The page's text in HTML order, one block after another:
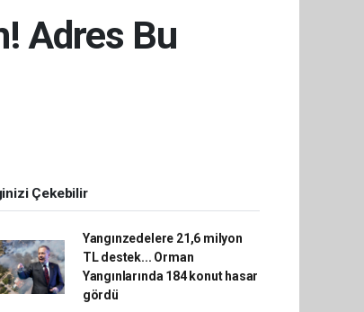
Adres Bu
Çekebilir
Yangınzedelere 21,6 milyon
TL destek... Orman
Yangınlarında 184 konut hasar
gördü